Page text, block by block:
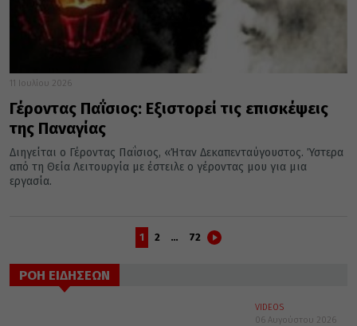
11 Ιουλίου 2026
Γέροντας Παΐσιος: Εξιστορεί τις επισκέψεις
της Παναγίας
Διηγείται ο Γέροντας Παΐσιος, «Ήταν Δεκαπενταύγουστος. Ύστερα
από τη Θεία Λειτουργία με έστειλε ο γέροντας μου για μια
εργασία.
1 2 … 72
ΡΟΗ ΕΙΔΗΣΕΩΝ
VIDEOS
06 Αυγούστου 2026